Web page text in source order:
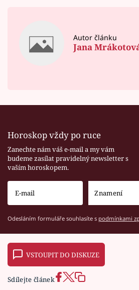
Autor článku
Jana
Horoskop vždy po ruce
Zanechte nám váš e-mail a my vám
budeme zasílat pravidelný newsletter s
vaším horoskopem.
Odesláním formuláře souhlasíte s podmínkami
VSTOUPIT DO DISKUZE
Sdílejte článek